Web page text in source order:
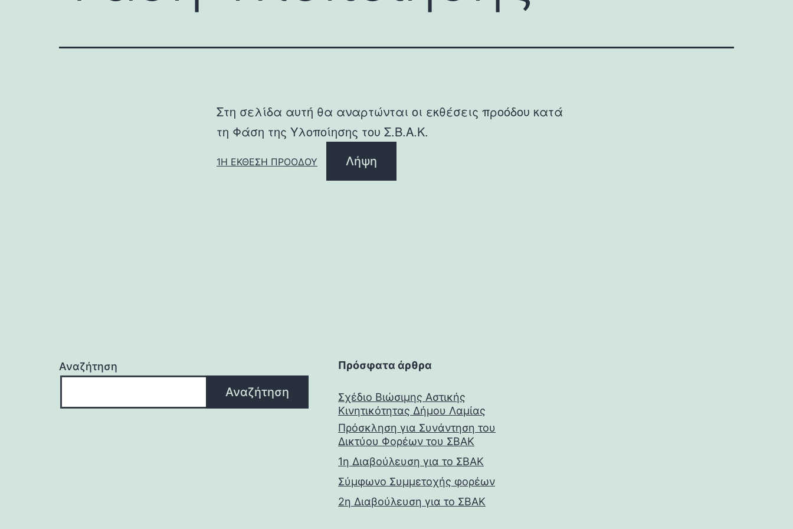
Στη σελίδα αυτή θα αναρτώνται οι εκθέσεις προόδου κατά
τη Φάση της Υλοποίησης του Σ.Β.Α.Κ.
1Η ΕΚΘΕΣΗ ΠΡΟΟΔΟΥ Λήψη
Αναζήτηση
Αναζήτηση
Πρόσφατα άρθρα
Σχέδιο Βιώσιμης Αστικής
Κινητικότητας Δήμου Λαμίας
Πρόσκληση για Συνάντηση του
Δικτύου Φορέων του ΣΒΑΚ
1η Διαβούλευση για το ΣΒΑΚ
Σύμφωνο Συμμετοχής φορέων
2η Διαβούλευση για το ΣΒΑΚ